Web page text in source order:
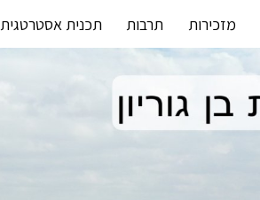
מזכירות תרבות תכנית אסטרטגית